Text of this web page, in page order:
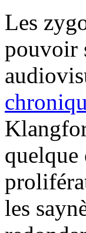
Les
pouvoir
quelque
les